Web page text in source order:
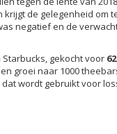
de gelegenheid om
negatief en de
gekocht voor
groei naar 1000
wordt gebruikt voor